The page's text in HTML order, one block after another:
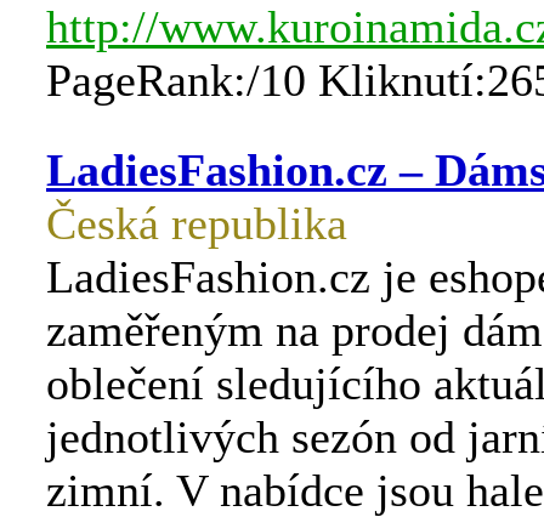
http://
PageRank:/10
LadiesFashion.cz –
Česká republika
LadiesFashion.cz je
zaměřeným na prodej
oblečení sledujícího
jednotlivých sezón od
zimní. V nabídce jsou